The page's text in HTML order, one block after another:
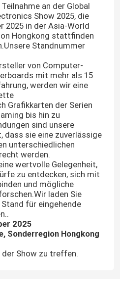
an der Global
Show 2025, die
2025 in der Asia-World
Hongkong stattfinden
Standnummer
von Computer-
mit mehr als 15
werden wir eine
Grafikkarten der Serien
bis hin zu
sind unsere
dass sie eine zuverlässige
unterschiedlichen
werden.
wertvolle Gelegenheit,
zu entdecken, sich mit
und mögliche
laden Sie
für eingehende
2025
Sonderregion Hongkong
der Show zu treffen.